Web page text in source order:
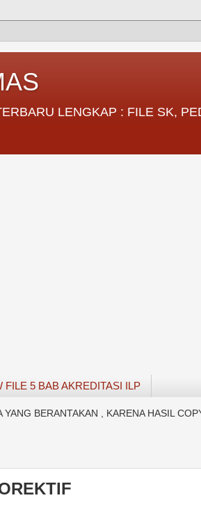
LENGKAP : FILE SK,
FILE 5 BAB AKREDITASI ILP
BERANTAKAN , KARENA HASIL